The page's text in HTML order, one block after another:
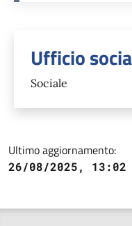
Unità
Ufficio
Sociale
Ultimo aggiornamento:
26/08/2025, 13:02